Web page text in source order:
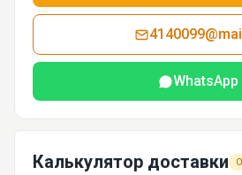
WhatsApp
Калькулятор доставки